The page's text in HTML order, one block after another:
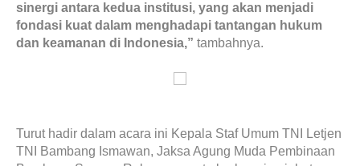
sinergi antara kedua institusi, yang akan menjadi
fondasi kuat dalam menghadapi tantangan hukum
dan keamanan di Indonesia,” tambahnya.
Turut hadir dalam acara ini Kepala Staf Umum TNI Letjen
TNI Bambang Ismawan, Jaksa Agung Muda Pembinaan